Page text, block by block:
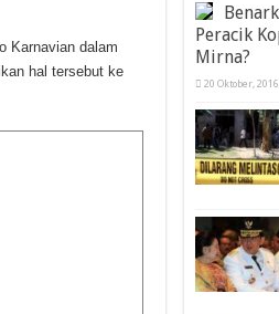
Karnavian dalam
hal tersebut ke
Peracik
Mirna?
20 Oktober,